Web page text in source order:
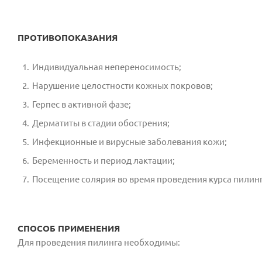
ПРОТИВОПОКАЗАНИЯ
Индивидуальная непереносимость;
Нарушение целостности кожных покровов;
Герпес в активной фазе;
Дерматиты в стадии обострения;
Инфекционные и вирусные заболевания кожи;
Беременность и период лактации;
Посещение солярия во время проведения курса
СПОСОБ ПРИМЕНЕНИЯ
Для проведения пилинга необходимы: